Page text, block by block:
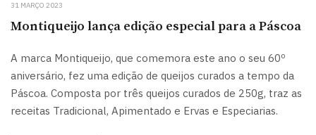
31 MARÇO 2023
Montiqueijo lança edição especial para a Páscoa
A marca Montiqueijo, que comemora este ano o seu 60º
aniversário, fez uma edição de queijos curados a tempo da
Páscoa. Composta por três queijos curados de 250g, traz as
receitas Tradicional, Apimentado e Ervas e Especiarias.